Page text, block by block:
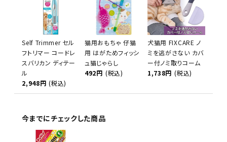
Self Trimmer セル
フトリマー コードレ
スバリカン ディテー
ル
2,948円 (税込)
猫用おもちゃ 仔猫
用 はがためフィッシ
ュ猫じゃらし
492円 (税込)
犬猫用 FIXCARE ノ
ミを逃がさない カバ
ー付ノミ取りコーム
1,738円 (税込)
今までにチェックした商品